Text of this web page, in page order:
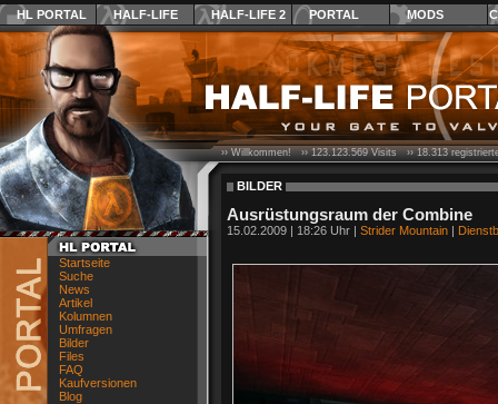
HL PORTAL HALF-LIFE HALF-LIFE 2 PORTAL MODS
Startseite
Suche
News
Artikel
Kolumnen
Umfragen
Bilder
Files
FAQ
Kaufversionen
Blog
›› Willkommen! ››123.123.569Visits ››18.313
BILDER
Ausrüstungsraum der Combine
15.02.2009 | 18:26 Uhr | Strider Mountain |